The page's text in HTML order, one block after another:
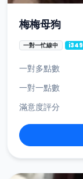
梅梅母狗
一對一忙線中 i349
一對多點數
一對一點數
滿意度評分